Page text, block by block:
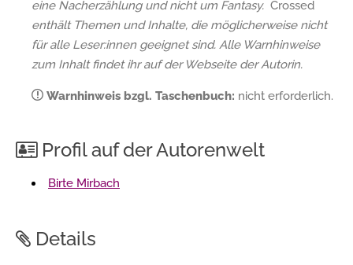
eine Nacherzählung und nicht um Fantasy. Crossed
enthält Themen und Inhalte, die möglicherweise nicht
für alle Leser:innen geeignet sind. Alle Warnhinweise
zum Inhalt findet ihr auf der Webseite der Autorin.
Warnhinweis bzgl. Taschenbuch: nicht erforderlich.
Profil auf der Autorenwelt
Birte Mirbach
Details